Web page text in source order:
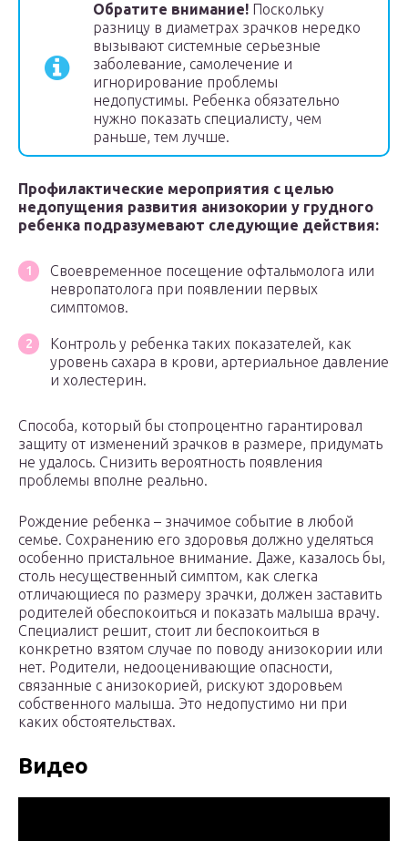
Обратите внимание! Поскольку
разницу в диаметрах зрачков нередко
вызывают системные серьезные
заболевание, самолечение и
игнорирование проблемы
недопустимы. Ребенка обязательно
нужно показать специалисту, чем
раньше, тем лучше.
Профилактические мероприятия с целью
недопущения развития анизокории у грудного
ребенка подразумевают следующие действия:
Своевременное посещение офтальмолога или
невропатолога при появлении первых
симптомов.
Контроль у ребенка таких показателей, как
уровень сахара в крови, артериальное давление
и холестерин.
Способа, который бы стопроцентно гарантировал
защиту от изменений зрачков в размере, придумать
не удалось. Снизить вероятность появления
проблемы вполне реально.
Рождение ребенка – значимое событие в любой
семье. Сохранению его здоровья должно уделяться
особенно пристальное внимание. Даже, казалось бы,
столь несущественный симптом, как слегка
отличающиеся по размеру зрачки, должен заставить
родителей обеспокоиться и показать малыша врачу.
Специалист решит, стоит ли беспокоиться в
конкретно взятом случае по поводу анизокории или
нет. Родители, недооценивающие опасности,
связанные с анизокорией, рискуют здоровьем
собственного малыша. Это недопустимо ни при
каких обстоятельствах.
Видео